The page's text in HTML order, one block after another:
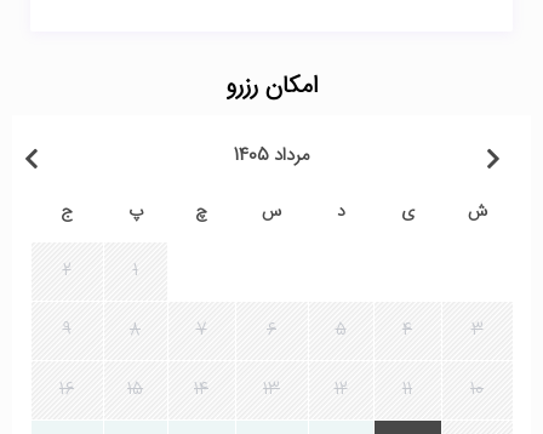
امکان رزرو
مرداد 1405
ش ی د س چ پ ج
1
2
3
4
5
6
7
8
9
10
11
12
13
14
15
16